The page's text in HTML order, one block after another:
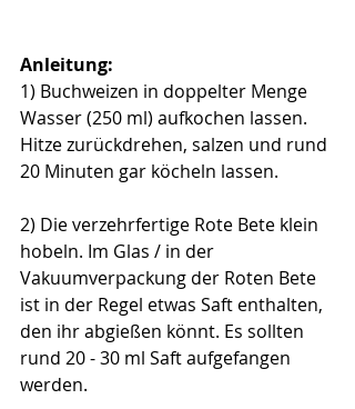
Anleitung:
1) Buchweizen in doppelter Menge
Wasser (250 ml) aufkochen lassen.
Hitze zurückdrehen, salzen und rund
20 Minuten gar köcheln lassen.
2) Die verzehrfertige Rote Bete klein
hobeln. Im Glas / in der
Vakuumverpackung der Roten Bete
ist in der Regel etwas Saft enthalten,
den ihr abgießen könnt. Es sollten
rund 20 - 30 ml Saft aufgefangen
werden.